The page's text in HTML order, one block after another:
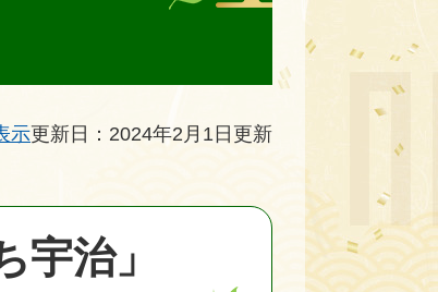
更新日：2024年2月1日更新
示
治」